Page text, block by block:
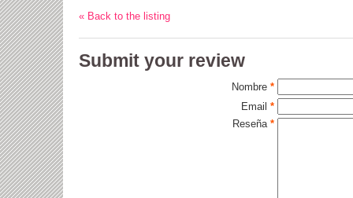
« Back to the listing
Submit your review
Nombre *
Email *
Reseña *